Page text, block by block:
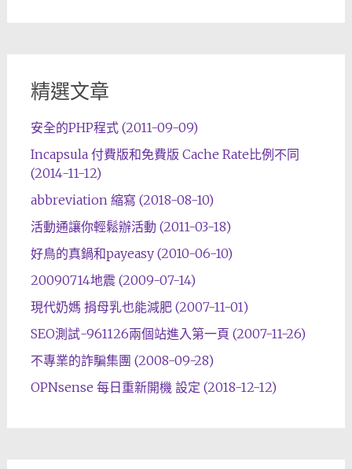
精選文章
安全的PHP程式 (2011-09-09)
Incapsula 付費版和免費版 Cache Rate比例不同
(2014-11-12)
abbreviation 縮寫 (2018-08-10)
活動通讓你輕鬆辦活動 (2011-03-18)
好鳥的真鍋和payeasy (2010-06-10)
20090714地震 (2009-07-14)
現代奶媽 捐母乳也能減肥 (2007-11-01)
SEO測試-961126兩個站進入第一頁 (2007-11-26)
不專業的詐騙集團 (2008-09-28)
OPNsense 每日重新開機 設定 (2018-12-12)